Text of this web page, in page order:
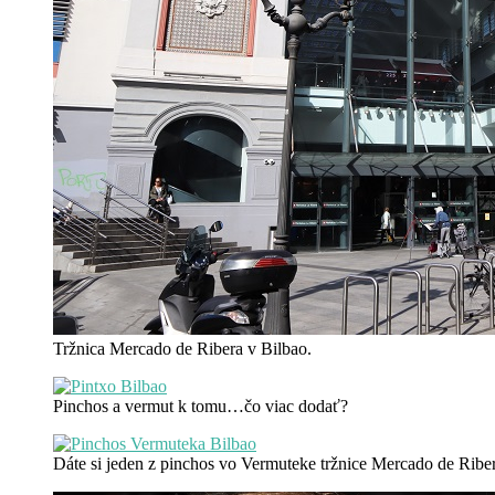
Tržnica Mercado de Ribera v Bilbao.
Pinchos a vermut k tomu…čo viac dodať?
Dáte si jeden z pinchos vo Vermuteke tržnice Mercado de